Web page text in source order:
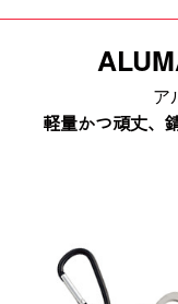
ア
軽量かつ頑丈、